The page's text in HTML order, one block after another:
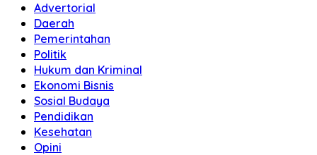
Advertorial
Daerah
Pemerintahan
Politik
Hukum dan Kriminal
Ekonomi Bisnis
Sosial Budaya
Pendidikan
Kesehatan
Opini